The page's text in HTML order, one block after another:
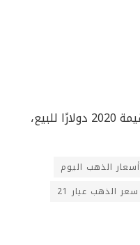
وأصبح سعر أونصة الذهب عالميا بقيمة 2020 دولارًا للبيع،
أسعار الذهب اليوم
سعر الذهب عيار 21